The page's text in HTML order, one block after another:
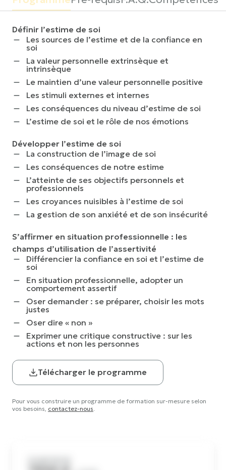
Définir l’estime de soi
Les sources de l’estime et de la confiance en
soi
La valeur personnelle extrinsèque et
intrinsèque
Le maintien d’une valeur personnelle positive
Les stimuli externes et internes
Les conséquences du niveau d’estime de soi
L’estime de soi et le rôle de nos émotions
Développer l’estime de soi
La construction de l’image de soi
Les conséquences de notre estime
L’atteinte de ses objectifs personnels et
professionnels
Les croyances nuisibles à l’estime de soi
La gestion de son anxiété et de son insécurité
S’affirmer en situation professionnelle : les
champs d’utilisation de l’assertivité
Différencier la confiance en soi et l’estime de
soi
En situation professionnelle, adopter un
comportement assertif
Oser demander : se préparer, choisir les mots
justes
Oser dire « non »
Exprimer une critique constructive : sur les
actions et non les personnes
Télécharger le programme
Pour vous construire un programme de formation sur-mesure selon
vos besoins, contactez-nous